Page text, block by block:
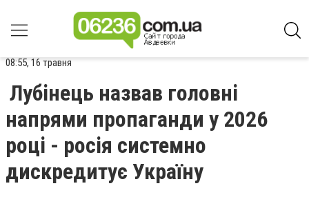
08:55, 16 травня
Лубінець назвав головні
напрями пропаганди у 2026
році - росія системно
дискредитує Україну